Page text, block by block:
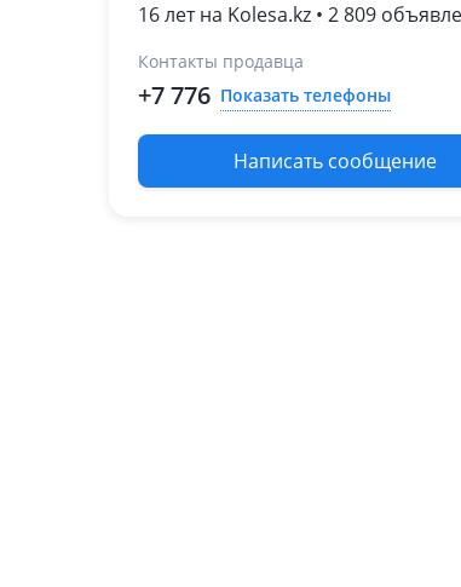
16 лет на Kolesa.kz • 2 809
Контакты продавца
+7 776 Показать телефоны
Написать сообщение